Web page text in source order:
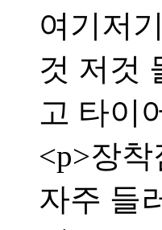
여기저
것 저것
고 타이
<p>장
자주 들